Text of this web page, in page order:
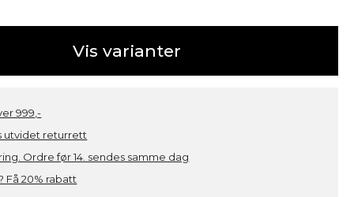
Vis varianter
999,-
utvidet returrett
Ordre før 14. sendes samme dag
Få 20% rabatt